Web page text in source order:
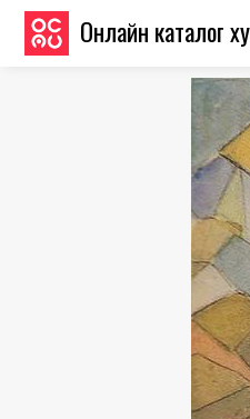
Онлайн каталог